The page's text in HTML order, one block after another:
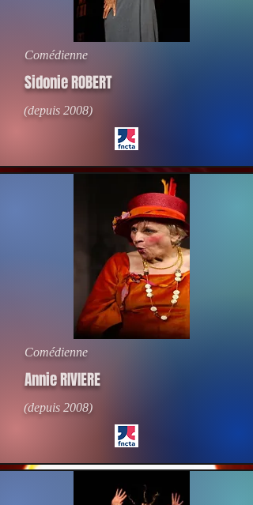
Comédienne
Sidonie ROBERT
(depuis 2008)
Comédienne
Annie RIVIERE
(depuis 2008)